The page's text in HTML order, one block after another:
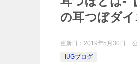
の耳つぼダイ
更新日： 2019年5月30日
IUGブログ